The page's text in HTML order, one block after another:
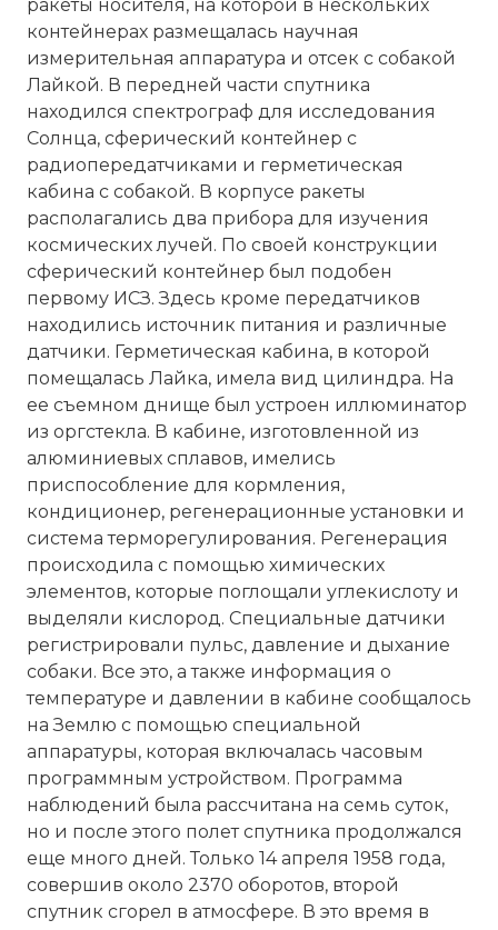
ракеты носителя, на которой в нескольких
контейнерах размещалась научная
измерительная аппаратура и отсек с собакой
Лайкой. В передней части спутника
находился спектрограф для исследования
Солнца, сферический контейнер с
радиопередатчиками и герметическая
кабина с собакой. В корпусе ракеты
располагались два прибора для изучения
космических лучей. По своей конструкции
сферический контейнер был подобен
первому ИСЗ. Здесь кроме передатчиков
находились источник питания и различные
датчики. Герметическая кабина, в которой
помещалась Лайка, имела вид цилиндра. На
ее съемном днище был устроен иллюминатор
из оргстекла. В кабине, изготовленной из
алюминиевых сплавов, имелись
приспособление для кормления,
кондиционер, регенерационные установки и
система терморегулирования. Регенерация
происходила с помощью химических
элементов, которые поглощали углекислоту и
выделяли кислород. Специальные датчики
регистрировали пульс, давление и дыхание
собаки. Все это, а также информация о
температуре и давлении в кабине сообщалось
на Землю с помощью специальной
аппаратуры, которая включалась часовым
программным устройством. Программа
наблюдений была рассчитана на семь суток,
но и после этого полет спутника продолжался
еще много дней. Только 14 апреля 1958 года,
совершив около 2370 оборотов, второй
спутник сгорел в атмосфере. В это время в